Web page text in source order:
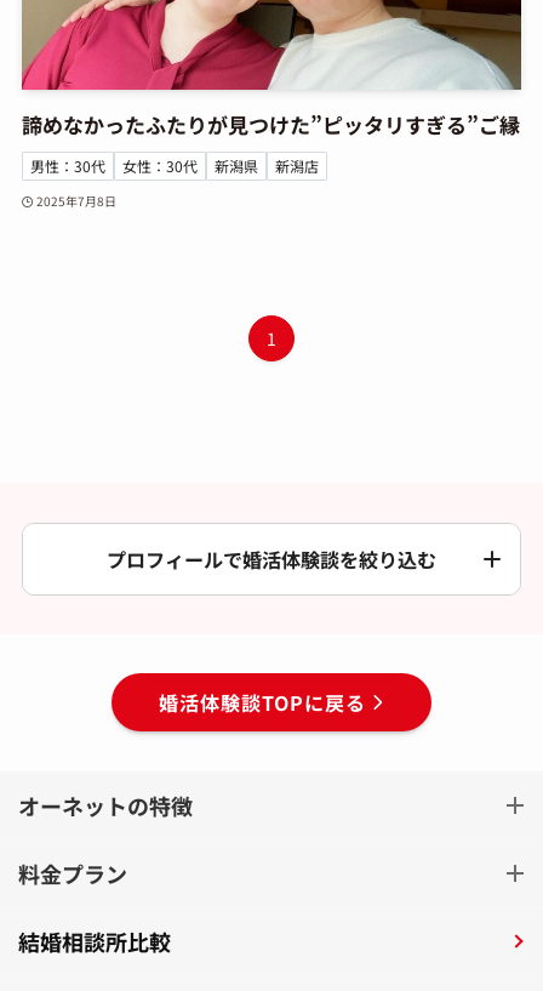
諦めなかったふたりが見つけた”ピッタリすぎる”ご縁
男性：30代 女性：30代 新潟県 新潟店
2025年7月8日
1
プロフィールで婚活体験談を絞り込む
婚活体験談TOPに戻る
オーネットの特徴
料金プラン
結婚相談所比較